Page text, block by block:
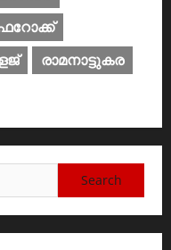
രാമനാട്ടുകര